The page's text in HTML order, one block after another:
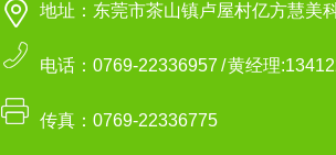
地址：东莞市茶山镇卢屋村亿方慧美
电话：0769-22336957 / 黄经理
传真：0769-22336775